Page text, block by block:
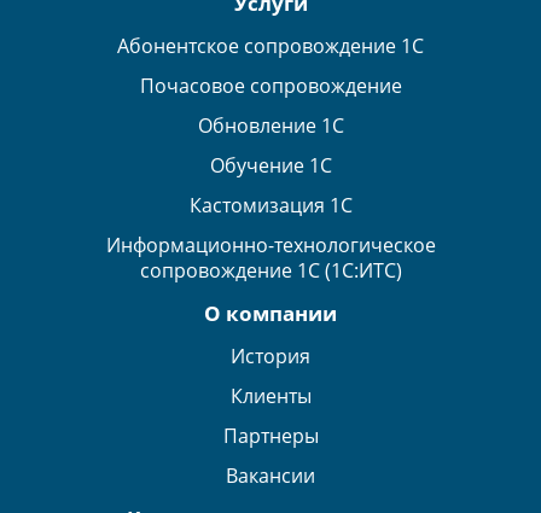
Абонентское сопровождение 1С
Почасовое сопровождение
Обновление 1С
Обучение 1С
Кастомизация 1С
Информационно-технологическое
сопровождение 1С (1С:ИТС)
О компании
История
Клиенты
Партнеры
Вакансии